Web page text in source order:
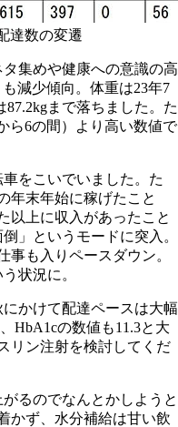
達数の変遷
集めや健康への意識の高
減少傾向。体重は23年7
87.2kgまで落ちました。た
ら6の間）より高い数値で
をこいでいました。た
年末年始に稼げたこと
以上に収入があったこと
」というモードに突入。
事も入りペースダウン。
状況に。
かけて配達ペースは大幅
HbA1cの数値も11.3と大
リン注射を検討してくだ
るのでなんとかしようと
かず、水分補給は甘い飲